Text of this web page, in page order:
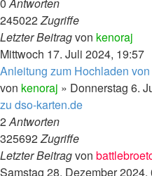
245022Zugriffe
Letzter Beitragvon kenoraj
Mittwoch 17. Juli 2024, 19:57
Anleitung zum Hochladen
von kenoraj » Donnerstag 6.
zu dso-karten.de
2Antworten
325692Zugriffe
Letzter Beitragvon
Samstag 28. Dezember 2024,